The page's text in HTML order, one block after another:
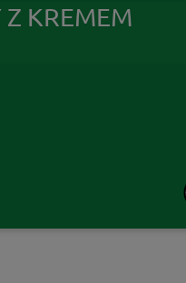
Z KREMEM